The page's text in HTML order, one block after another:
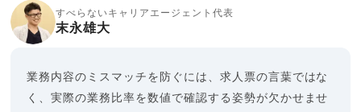
すべらないキャリアエージェント代表
末永雄大
業務内容のミスマッチを防ぐには、求人票の言葉ではな
く、実際の業務比率を数値で確認する姿勢が欠かせませ